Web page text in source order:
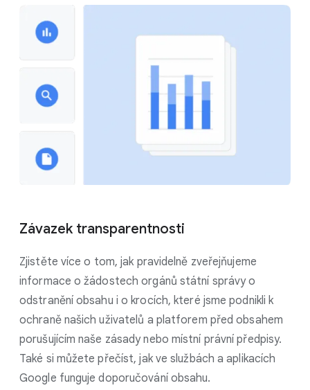
Závazek transparentnosti
Zjistěte více o tom, jak pravidelně zveřejňujeme
informace o žádostech orgánů státní správy o
odstranění obsahu i o krocích, které jsme podnikli k
ochraně našich uživatelů a platforem před obsahem
porušujícím naše zásady nebo místní právní předpisy.
Také si můžete přečíst, jak ve službách a aplikacích
Google funguje doporučování obsahu.